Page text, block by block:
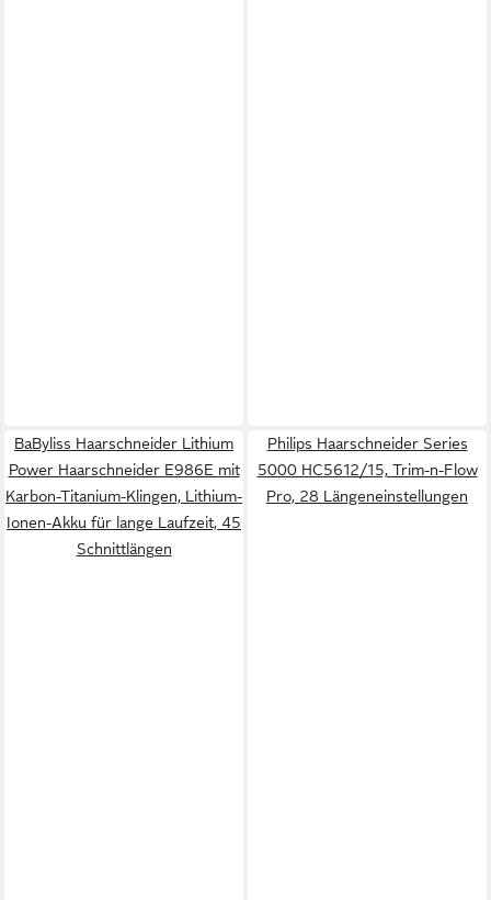
BaByliss Haarschneider Lithium
Power Haarschneider E986E mit
Karbon-Titanium-Klingen, Lithium-
Ionen-Akku für lange Laufzeit, 45
Schnittlängen
Philips Haarschneider Series
5000 HC5612/15, Trim-n-Flow
Pro, 28 Längeneinstellungen